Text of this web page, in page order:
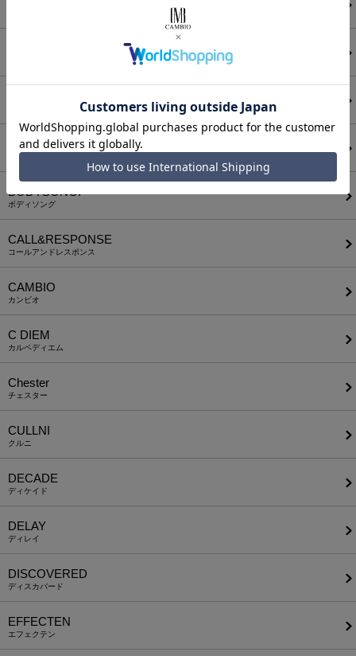
AUI NITE
アウィナイト
BODYSONG.
ボディソング
CALL&RESPONSE
コールアンドレスポンス
CAMBIO
カンビオ
C DIEM
カルペディエム
Chester
チェスター
CULLNI
クルニ
DECADE
ディケイド
DELAY
ディレイ
DISCOVERED
ディスカバード
EFFECTEN
エフェクテン